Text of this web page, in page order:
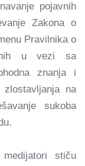
pojavnih
Zakona o
Pravilnika o
u vezi sa
znanja i
na
sukoba
stiču